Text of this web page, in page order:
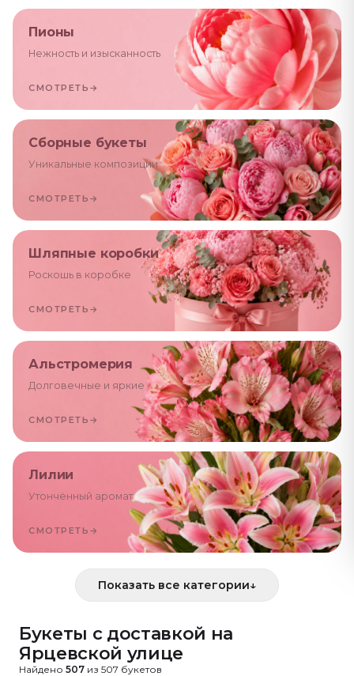
Пионы
Нежность и изысканность
СМОТРЕТЬ →
Сборные букеты
Уникальные композиции
СМОТРЕТЬ →
Шляпные коробки
Роскошь в коробке
СМОТРЕТЬ →
Альстромерия
Долговечные и яркие
СМОТРЕТЬ →
Лилии
Утончённый аромат
СМОТРЕТЬ →
Показать все категории↓
Букеты с доставкой на
Ярцевской улице
Найдено 507 из 507 букетов